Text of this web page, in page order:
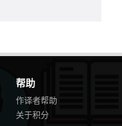
帮助
作译者帮助
关于积分